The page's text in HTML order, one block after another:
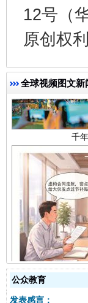
12号（
原创权
全球视频图文新
揭开“
公众教育
发表感言：